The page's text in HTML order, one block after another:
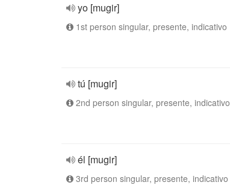
yo [mugir]
1st person singular, presente, indicativo
tú [mugir]
2nd person singular, presente, indicativo
él [mugir]
3rd person singular, presente, indicativo